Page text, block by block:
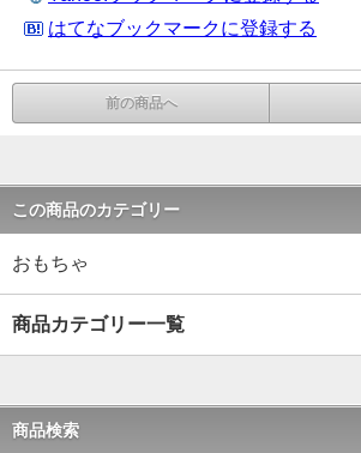
はてなブックマークに登録する
前の商品へ
この商品のカテゴリー
おもちゃ
商品カテゴリー一覧
商品検索